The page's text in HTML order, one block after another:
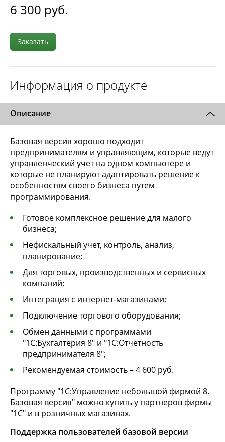
6 300 руб.
Заказать
Информация о продукте
Описание
Базовая версия хорошо подходит
предпринимателям и управляющим, которые ведут
управленческий учет на одном компьютере и
которые не планируют адаптировать решение к
особенностям своего бизнеса путем
программирования.
Готовое комплексное решение для малого
бизнеса;
Нефискальный учет, контроль, анализ,
планирование;
Для торговых, производственных и сервисных
компаний;
Интеграция с интернет-магазинами;
Подключение торгового оборудования;
Обмен данными с программами
"1С:Бухгалтерия 8" и "1С:Отчетность
предпринимателя 8";
Рекомендуемая стоимость – 4 600 руб.
Программу "1С:Управление небольшой фирмой 8.
Базовая версия" можно купить у партнеров фирмы
"1С" и в розничных магазинах.
Поддержка пользователей базовой версии